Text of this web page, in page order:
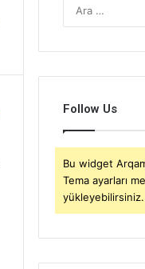
Follow Us
Bu widget
Tema ayarları
yükleyebilirsiniz.